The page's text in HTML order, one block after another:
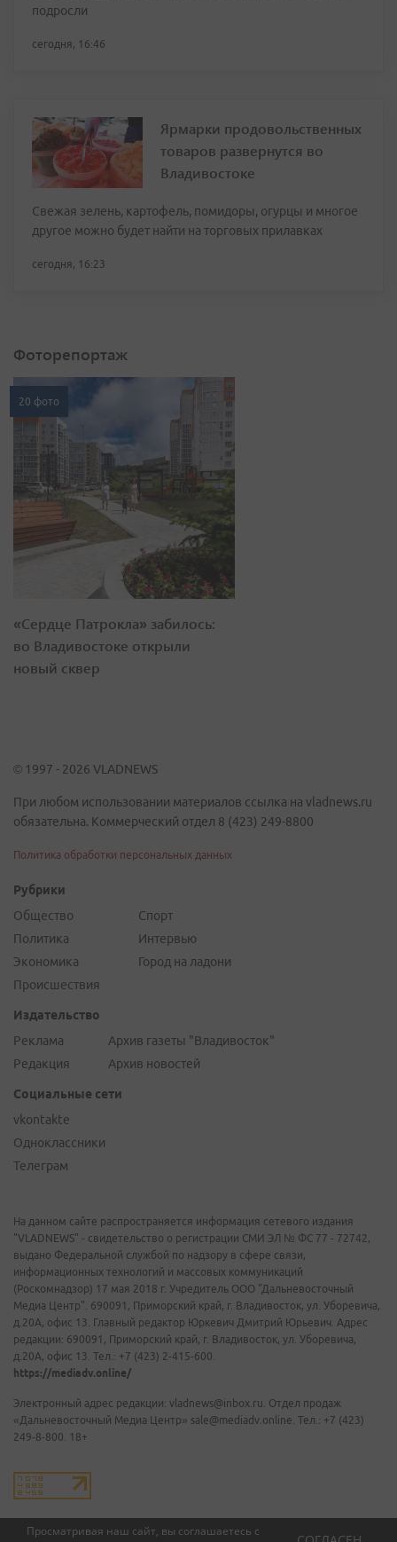
Просматривая наш сайт, вы соглашаетесь с
подросли
сегодня, 16:46
Ярмарки продовольственных
товаров развернутся во
Владивостоке
Свежая зелень, картофель, помидоры, огурцы и многое
другое можно будет найти на торговых прилавках
сегодня, 16:23
Фоторепортаж
20 фото
«Сердце Патрокла» забилось:
во Владивостоке открыли
новый сквер
© 1997 - 2026 VLADNEWS
При любом использовании материалов ссылка на vladnews.ru
обязательна. Коммерческий отдел 8 (423) 249-8800
Политика обработки персональных данных
Рубрики
Общество
Политика
Экономика
Происшествия
Спорт
Интервью
Город на ладони
Издательство
Реклама
Редакция
Архив газеты "Владивосток"
Архив новостей
Социальные сети
vkontakte
Одноклассники
Телеграм
На данном сайте распространяется информация сетевого издания
"VLADNEWS" - свидетельство о регистрации СМИ ЭЛ № ФС 77 - 72742,
выдано Федеральной службой по надзору в сфере связи,
информационных технологий и массовых коммуникаций
(Роскомнадзор) 17 мая 2018 г. Учредитель ООО "Дальневосточный
Медиа Центр". 690091, Приморский край, г. Владивосток, ул. Уборевича,
д.20А, офис 13. Главный редактор Юркевич Дмитрий Юрьевич. Адрес
редакции: 690091, Приморский край, г. Владивосток, ул. Уборевича,
д.20А, офис 13. Тел.: +7 (423) 2-415-600.
https://mediadv.online/
Электронный адрес редакции: vladnews@inbox.ru. Отдел продаж
«Дальневосточный Медиа Центр» sale@mediadv.online. Тел.: +7 (423)
249-8-800. 18+